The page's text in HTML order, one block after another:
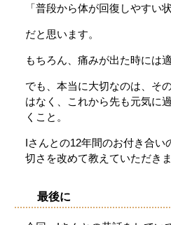
「普段から体が回復しやすい
だと思います。
もちろん、痛みが出た時には
でも、本当に大切なのは、そ
はなく、これから先も元気に
くこと。
Iさんとの12年間のお付き合い
切さを改めて教えていただきま
最後に